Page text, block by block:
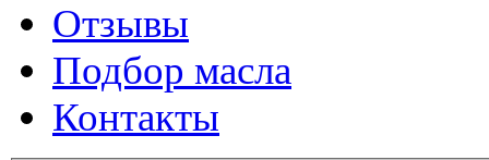
Отзывы
Подбор масла
Контакты